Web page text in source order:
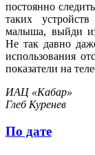
постоянно
таких
малыша, выйди
Не так давно
использования
показатели на
ИАЦ «Кабар»
Глеб Куренев
По дате